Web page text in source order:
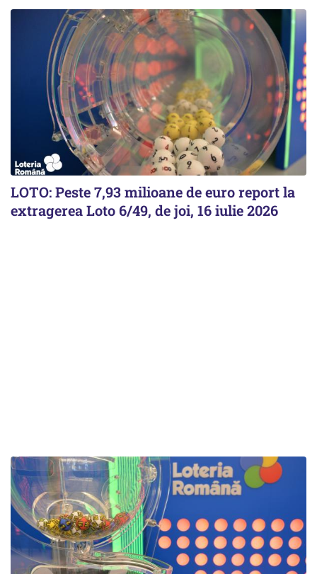
LOTO: Peste 7,93 milioane de euro report la
extragerea Loto 6/49, de joi, 16 iulie 2026